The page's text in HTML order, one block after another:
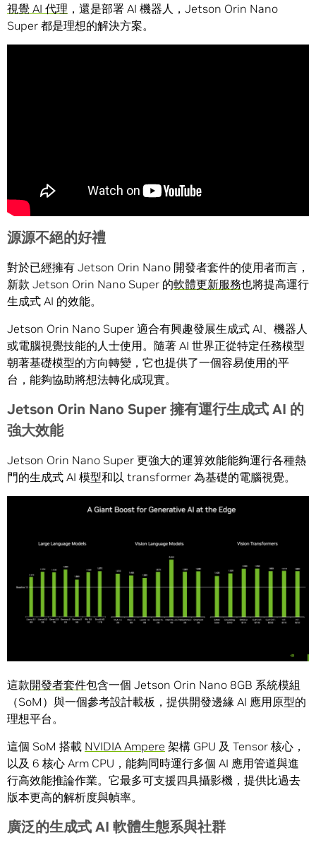
視覺 AI 代理 ，還是部署 AI 機器人，Jetson Orin Nano
Super 都是理想的解決方案。
源源不絕的好禮
對於已經擁有 Jetson Orin Nano 開發者套件的使用者而言，
新款 Jetson Orin Nano Super 的軟體更新服務也將提高運行
生成式 AI 的效能。
Jetson Orin Nano Super 適合有興趣發展生成式 AI、機器人
或電腦視覺技能的人士使用。隨著 AI 世界正從特定任務模型
朝著基礎模型的方向轉變，它也提供了一個容易使用的平
台，能夠協助將想法轉化成現實。
Jetson Orin Nano Super 擁有運行生成式 AI 的
強大效能
Jetson Orin Nano Super 更強大的運算效能能夠運行各種熱
門的生成式 AI 模型和以 transformer 為基礎的電腦視覺。
這款開發者套件包含一個 Jetson Orin Nano 8GB 系統模組
（SoM）與一個參考設計載板，提供開發邊緣 AI 應用原型的
理想平台。
這個 SoM 搭載 NVIDIA Ampere 架構 GPU 及 Tensor 核心，
以及 6 核心 Arm CPU，能夠同時運行多個 AI 應用管道與進
行高效能推論作業。它最多可支援四具攝影機，提供比過去
版本更高的解析度與幀率。
廣泛的生成式 AI 軟體生態系與社群